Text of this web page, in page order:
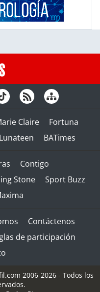
Claire
Fortuna
Lunateen BATimes
Contigo
Stone
Sport Buzz
Contáctenos
de participación
2006-2026 - Todos los